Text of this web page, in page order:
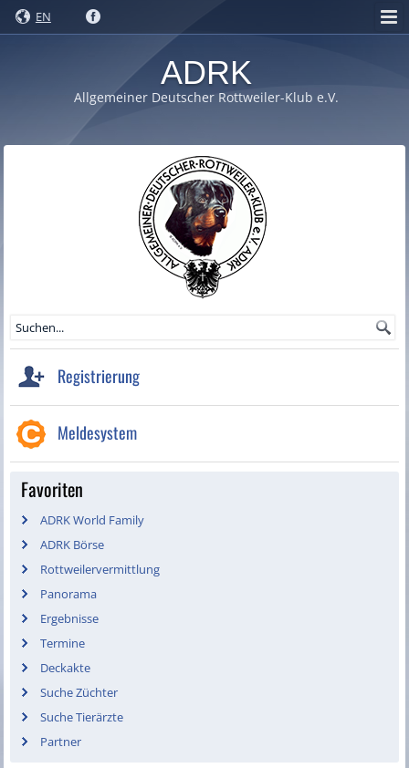
EN
ADRK
Allgemeiner Deutscher Rottweiler-Klub e.V.
Registrierung
Meldesystem
Favoriten
ADRK World Family
ADRK Börse
Rottweilervermittlung
Panorama
Ergebnisse
Termine
Deckakte
Suche Züchter
Suche Tierärzte
Partner